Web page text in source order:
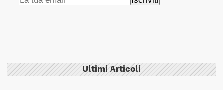
Ultimi Articoli